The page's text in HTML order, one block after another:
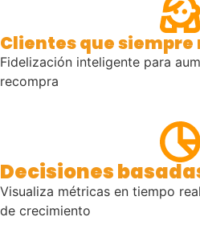
Clientes que siempre
Fidelización inteligente para
recompra
Decisiones
Visualiza métricas en tiempo
de crecimiento